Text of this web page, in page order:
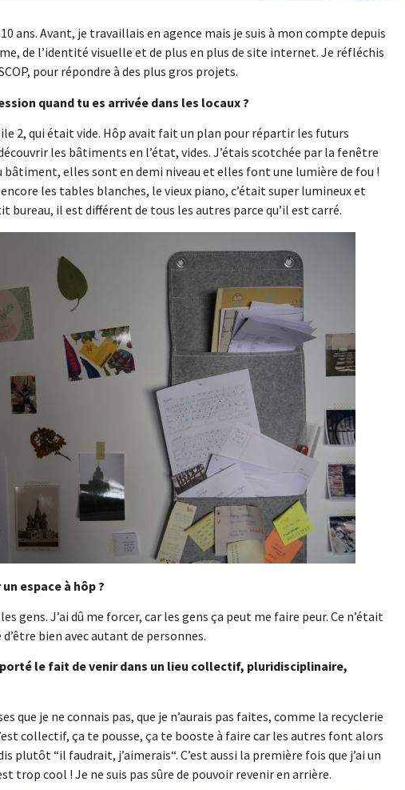
ans. Avant, je travaillais en agence mais je suis à mon compte depuis
de l’identité visuelle et de plus en plus de site internet. Je réfléchis
pour répondre à des plus gros projets.
quand tu es arrivée dans les locaux ?
2, qui était vide. Hôp avait fait un plan pour répartir les futurs
les bâtiments en l’état, vides. J’étais scotchée par la fenêtre
bâtiment, elles sont en demi niveau et elles font une lumière de fou !
les tables blanches, le vieux piano, c’était super lumineux et
bureau, il est différent de tous les autres parce qu’il est carré.
espace à hôp ?
gens. J’ai dû me forcer, car les gens ça peut me faire peur. Ce n’était
bien avec autant de personnes.
le fait de venir dans un lieu collectif, pluridisciplinaire,
que je ne connais pas, que je n’aurais pas faites, comme la recyclerie
collectif, ça te pousse, ça te booste à faire car les autres font alors
plutôt “il faudrait, j’aimerais“. C’est aussi la première fois que j’ai un
trop cool ! Je ne suis pas sûre de pouvoir revenir en arrière.